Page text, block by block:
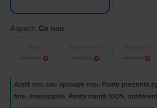
Aspect: Ca nou
Alertă stoc Alertă stoc Alertă stoc
Arată nou sau aproape nou. Poate prezenta
fine, insesizabile. Performanță 100%,